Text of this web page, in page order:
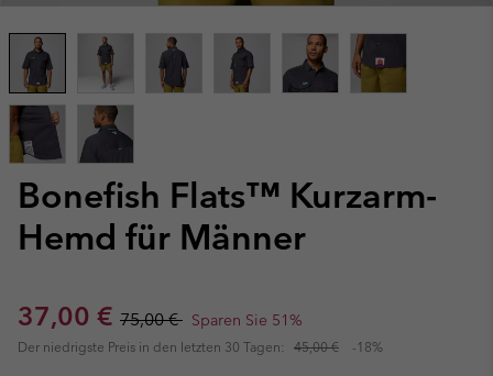
Bonefish Flats™ Kurzarm-
Hemd für Männer
Sale price:
37,00 € Regular price:
75,00 € Sparen Sie 51%
Der niedrigste Preis in den letzten 30 Tagen: 45,00 € -18%